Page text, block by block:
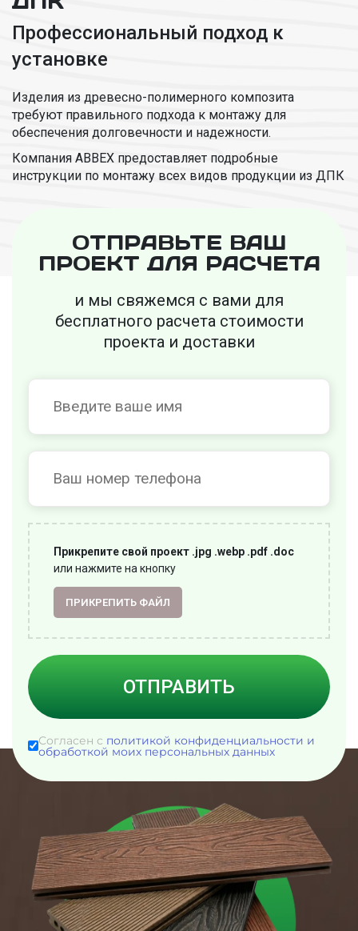
Профессиональный подход к
установке
Изделия из древесно-полимерного композита
требуют правильного подхода к монтажу для
обеспечения долговечности и надежности.
Компания ABBEX предоставляет подробные
инструкции по монтажу всех видов продукции из ДПК
ОТПРАВЬТЕ ВАШ
ПРОЕКТ ДЛЯ РАСЧЕТА
и мы свяжемся с вами для
бесплатного расчета стоимости
проекта и доставки
Прикрепите свой проект .jpg .webp .pdf .doc
или нажмите на кнопку
ПРИКРЕПИТЬ ФАЙЛ
ОТПРАВИТЬ
Согласен с политикой конфиденциальности и
обработкой моих персональных данных